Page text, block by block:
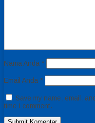
Nama Anda *
Email Anda *
Save my name, email,
time I comment.